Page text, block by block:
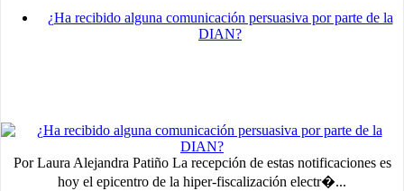
¿Ha recibido alguna comunicación persuasiva por parte de la
DIAN?
Por Laura Alejandra Patiño La recepción de estas notificaciones es
hoy el epicentro de la hiper-fiscalización electr�...